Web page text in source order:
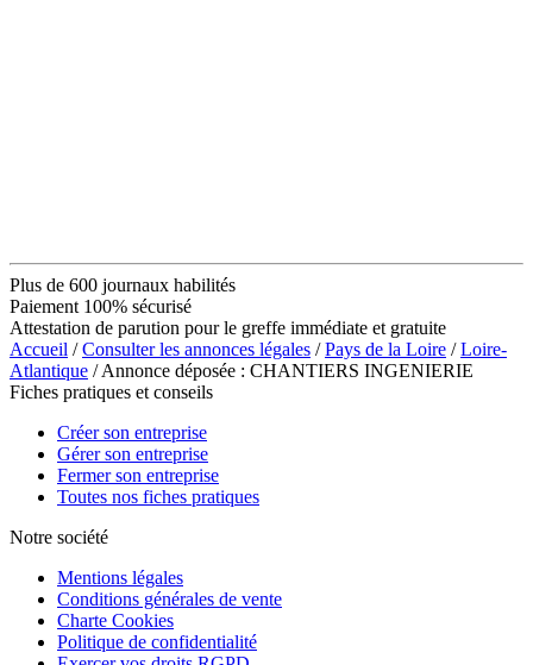
Plus de 600 journaux habilités
Paiement 100% sécurisé
Attestation de parution pour le greffe immédiate et gratuite
Accueil /Consulter les annonces légales /Pays de la Loire /Loire-
Atlantique / Annonce déposée : CHANTIERS INGENIERIE
Fiches pratiques et conseils
Créer son entreprise
Gérer son entreprise
Fermer son entreprise
Toutes nos fiches pratiques
Notre société
Mentions légales
Conditions générales de vente
Charte Cookies
Politique de confidentialité